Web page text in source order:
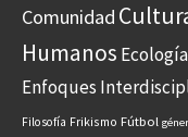
Comunidad
Humanos Ecología
Enfoques
Filosofía Frikismo Fútbol